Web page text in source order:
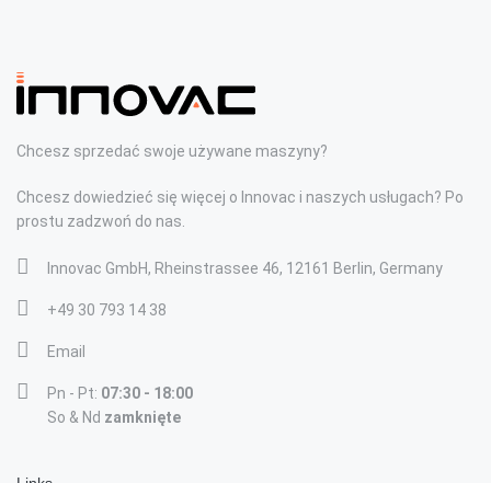
Chcesz sprzedać swoje używane maszyny?
Chcesz dowiedzieć się więcej o Innovac i naszych usługach? Po
prostu zadzwoń do nas.
Innovac GmbH, Rheinstrassee 46, 12161 Berlin, Germany
+49 30 793 14 38
Email
Pn - Pt: 07:30 - 18:00
So & Nd zamknięte